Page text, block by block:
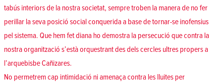
tabús interiors de la nostra societat, sempre troben la manera de no fer
perillar la seva posició social conquerida a base de tornar-se inofensius
pel sistema. Que hem fet diana ho demostra la persecució que contra la
nostra organització s’està orquestrant des dels cercles ultres propers a
l’arquebisbe Cañizares.
No permetrem cap intimidació ni amenaça contra les lluites per